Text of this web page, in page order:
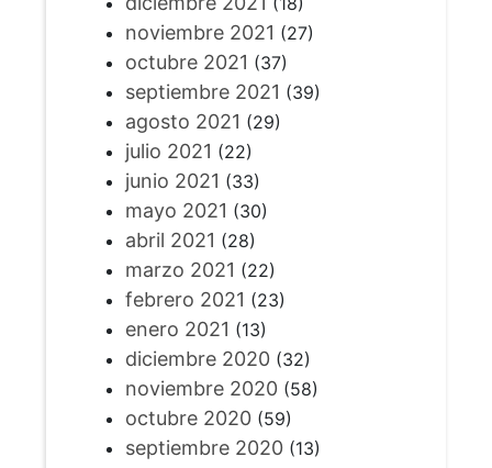
noviembre 2021 (27)
octubre 2021 (37)
septiembre 2021 (39)
agosto 2021 (29)
julio 2021 (22)
junio 2021 (33)
mayo 2021 (30)
abril 2021 (28)
marzo 2021 (22)
febrero 2021 (23)
enero 2021 (13)
diciembre 2020(32)
noviembre 2020(58)
octubre 2020(59)
septiembre 2020(13)